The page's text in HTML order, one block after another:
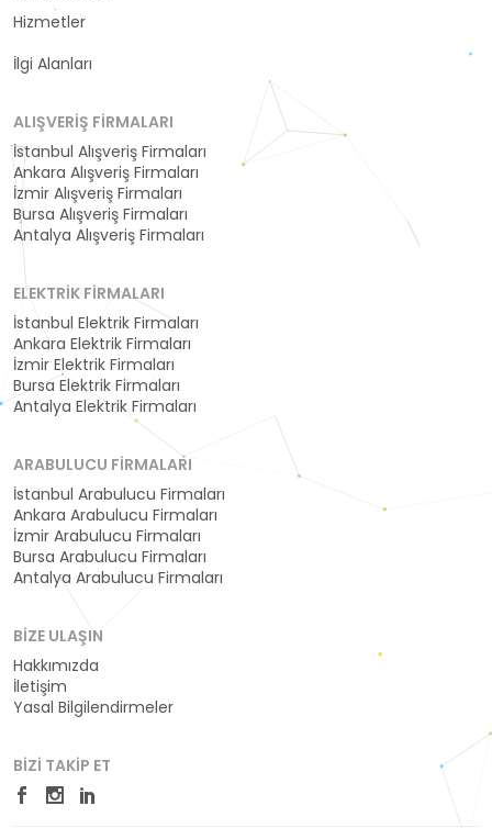
Hizmetler
İlgi Alanları
ALIŞVERIŞ FIRMALARI
İstanbul Alışveriş Firmaları
Ankara Alışveriş Firmaları
İzmir Alışveriş Firmaları
Bursa Alışveriş Firmaları
Antalya Alışveriş Firmaları
ELEKTRIK FIRMALARI
İstanbul Elektrik Firmaları
Ankara Elektrik Firmaları
İzmir Elektrik Firmaları
Bursa Elektrik Firmaları
Antalya Elektrik Firmaları
ARABULUCU FIRMALARI
İstanbul Arabulucu Firmaları
Ankara Arabulucu Firmaları
İzmir Arabulucu Firmaları
Bursa Arabulucu Firmaları
Antalya Arabulucu Firmaları
BIZE ULAŞIN
Hakkımızda
İletişim
Yasal Bilgilendirmeler
BIZI TAKIP ET